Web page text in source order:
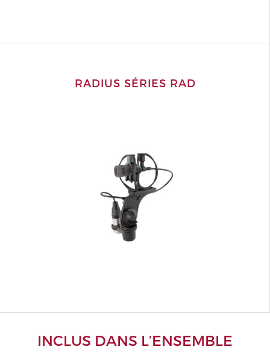
RADIUS SÉRIES RAD
INCLUS DANS L’ENSEMBLE